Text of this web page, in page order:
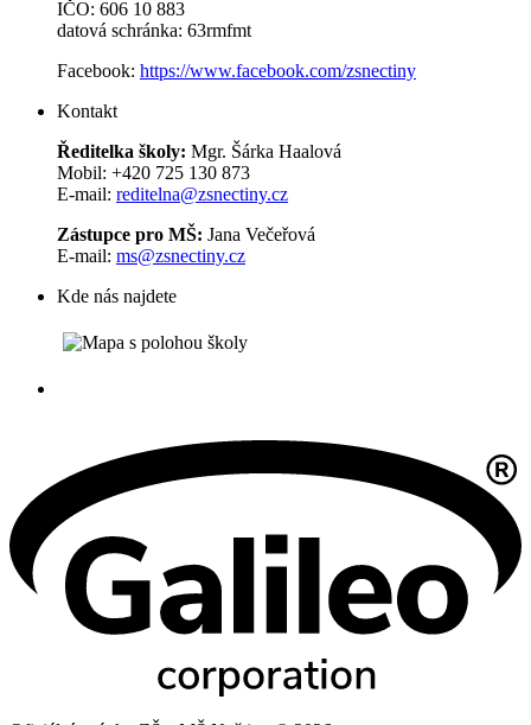
IČO: 606 10 883
datová schránka: 63rmfmt
Facebook: https://www.facebook.com/zsnectiny
Kontakt
Ředitelka školy: Mgr. Šárka Haalová
Mobil: +420 725 130 873
E-mail: reditelna@zsnectiny.cz
Zástupce pro MŠ: Jana Večeřová
E-mail: ms@zsnectiny.cz
Kde nás najdete